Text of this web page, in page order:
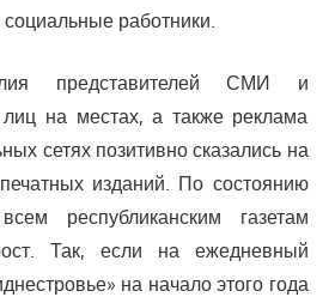
работники.
представителей СМИ и
лиц на местах, а также реклама
сетях позитивно сказались на
изданий. По состоянию
республиканским газетам
Так, если на ежедневный
на начало этого года